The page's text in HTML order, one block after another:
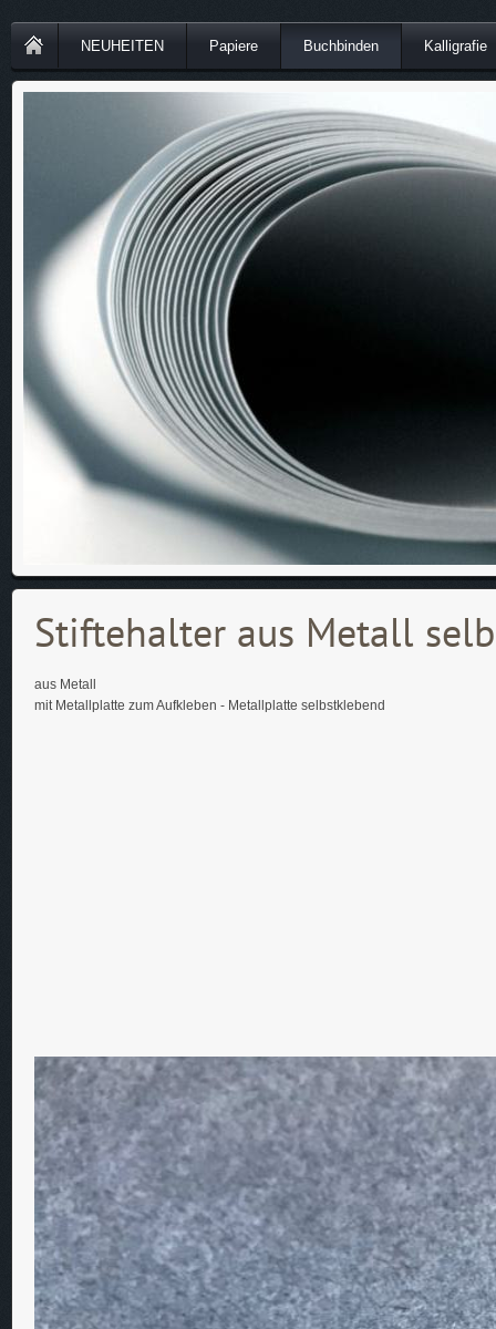
NEUHEITEN Papiere Buchbinden Kalligrafie
Stiftehalter aus Metall
aus Metall
mit Metallplatte zum Aufkleben - Metallplatte selbstklebend